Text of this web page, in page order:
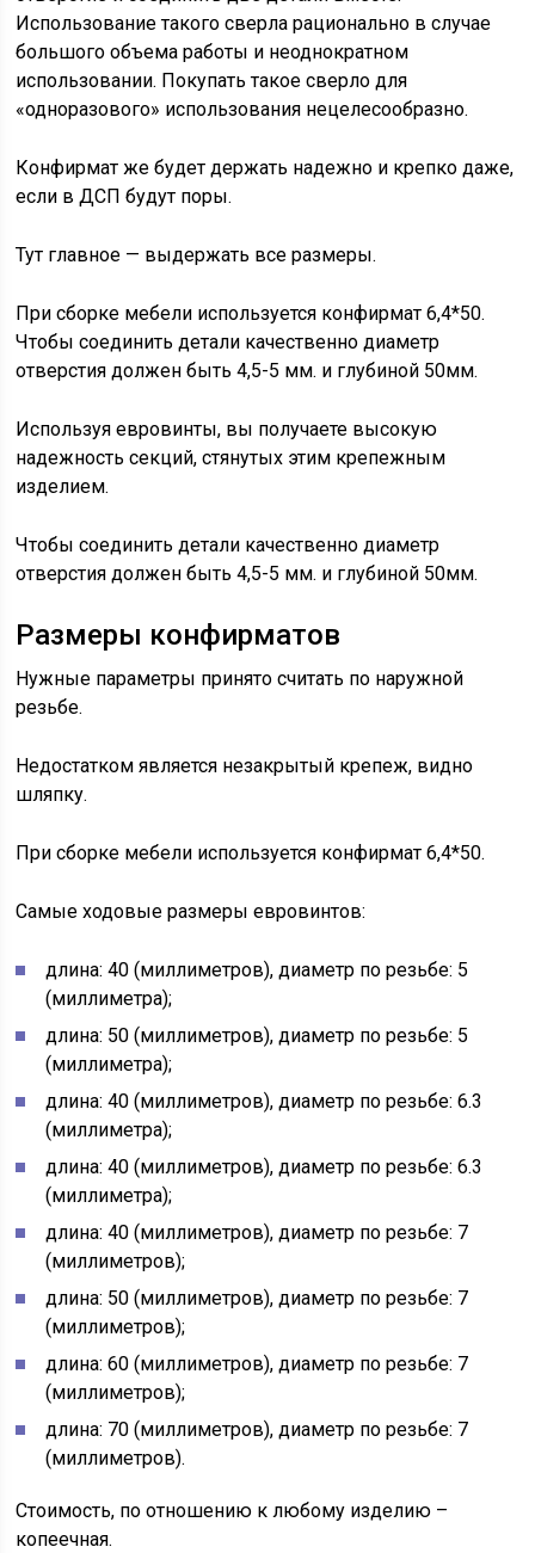
Использование такого сверла рационально в случае
большого объема работы и неоднократном
использовании. Покупать такое сверло для
«одноразового» использования нецелесообразно.
Конфирмат же будет держать надежно и крепко даже,
если в ДСП будут поры.
Тут главное — выдержать все размеры.
При сборке мебели используется конфирмат 6,4*50.
Чтобы соединить детали качественно диаметр
отверстия должен быть 4,5-5 мм. и глубиной 50мм.
Используя евровинты, вы получаете высокую
надежность секций, стянутых этим крепежным
изделием.
Чтобы соединить детали качественно диаметр
отверстия должен быть 4,5-5 мм. и глубиной 50мм.
Размеры конфирматов
Нужные параметры принято считать по наружной
резьбе.
Недостатком является незакрытый крепеж, видно
шляпку.
При сборке мебели используется конфирмат 6,4*50.
Самые ходовые размеры евровинтов:
длина: 40 (миллиметров), диаметр по резьбе: 5
(миллиметра);
длина: 50 (миллиметров), диаметр по резьбе: 5
(миллиметра);
длина: 40 (миллиметров), диаметр по резьбе: 6.3
(миллиметра);
длина: 40 (миллиметров), диаметр по резьбе: 6.3
(миллиметра);
длина: 40 (миллиметров), диаметр по резьбе: 7
(миллиметров);
длина: 50 (миллиметров), диаметр по резьбе: 7
(миллиметров);
длина: 60 (миллиметров), диаметр по резьбе: 7
(миллиметров);
длина: 70 (миллиметров), диаметр по резьбе: 7
(миллиметров).
Стоимость, по отношению к любому изделию –
копеечная.